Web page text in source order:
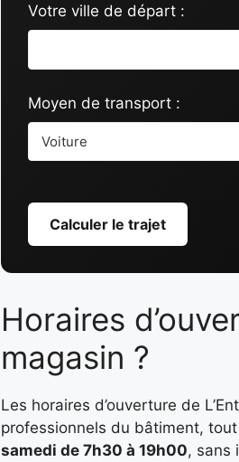
Votre ville de départ :
Moyen de transport :
Calculer le trajet
Horaires
magasin ?
Les horaires d’ouverture de
professionnels du bâtiment,
samedi de 7h30 à 19h00, sans